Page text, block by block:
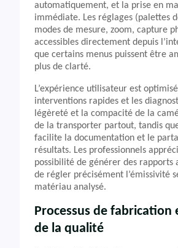
automatiquement, et la prise en
immédiate. Les réglages (palettes
modes de mesure, zoom, capture
accessibles directement depuis
que certains menus puissent être
plus de clarté.
L’expérience utilisateur est
interventions rapides et les
légèreté et la compacité de la
de la transporter partout, tandis
facilite la documentation et le
résultats. Les professionnels
possibilité de générer des rapports
de régler précisément l’émissivité
matériau analysé.
Processus de fabrication
de la qualité